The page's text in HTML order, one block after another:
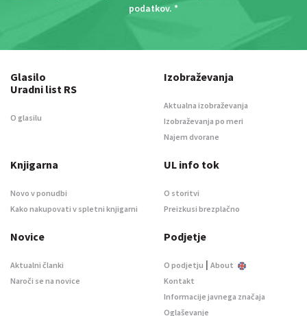
podatkov. *
Glasilo
Uradni list RS
O glasilu
Izobraževanja
Aktualna izobraževanja
Izobraževanja po meri
Najem dvorane
Knjigarna
Novo v ponudbi
Kako nakupovati v spletni knjigarni
UL info tok
O storitvi
Preizkusi brezplačno
Novice
Aktualni članki
Naroči se na novice
Podjetje
O podjetju | About
Kontakt
Informacije javnega značaja
Oglaševanje